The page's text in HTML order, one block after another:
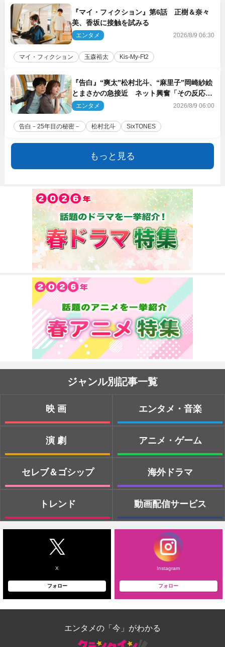
『マイ・フィクション』第6話 正樹＆奈々
美、香坂に接触を試みる
エンタメ 2026/8/9 06:30
マイ・フィクション 玉森裕太 Kis‐My‐Ft2
『告白』“爽太”松村北斗、“麻里子”岡崎紗絵
とまさかの急接近 ネット興奮「その反応
は」「いいの!?」（ネタバレあり）
エンタメ 2026/8/9 06:00
告白－25年目の秘密－ 松村北斗 SixTONES
もっと見る
ジャンル別記事一覧
映画
演劇
セレブ＆ゴシップ
トレンド
エンタメ・音楽
アニメ・ゲーム
海外ドラマ
動画配信サービス
X
フォロー
Instagram
フォロー
エンタメの「今」がわかる